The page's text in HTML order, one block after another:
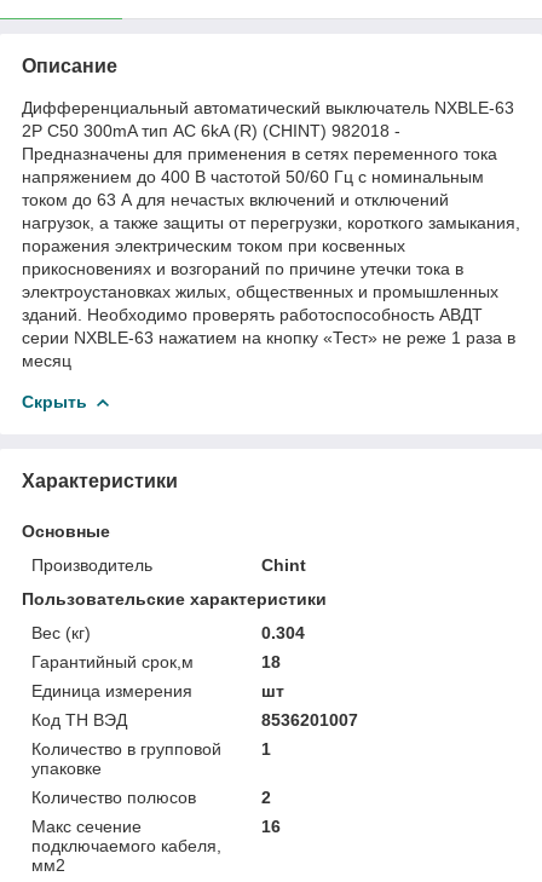
Описание
Дифференциальный автоматический выключатель NXBLE-63
2P С50 300mA тип AС 6kA (R) (CHINT) 982018 -
Предназначены для применения в сетях переменного тока
напряжением до 400 В частотой 50/60 Гц с номинальным
током до 63 А для нечастых включений и отключений
нагрузок, а также защиты от перегрузки, короткого замыкания,
поражения электрическим током при косвенных
прикосновениях и возгораний по причине утечки тока в
электроустановках жилых, общественных и промышленных
зданий. Необходимо проверять работоспособность АВДТ
серии NXBLE-63 нажатием на кнопку «Тест» не реже 1 раза в
месяц
Скрыть
Характеристики
Основные
Производитель
Chint
Пользовательские характеристики
Вес (кг)
0.304
Гарантийный срок,м
18
Единица измерения
шт
Код ТН ВЭД
8536201007
Количество в групповой
упаковке
1
Количество полюсов
2
Макс сечение
подключаемого кабеля,
мм2
16